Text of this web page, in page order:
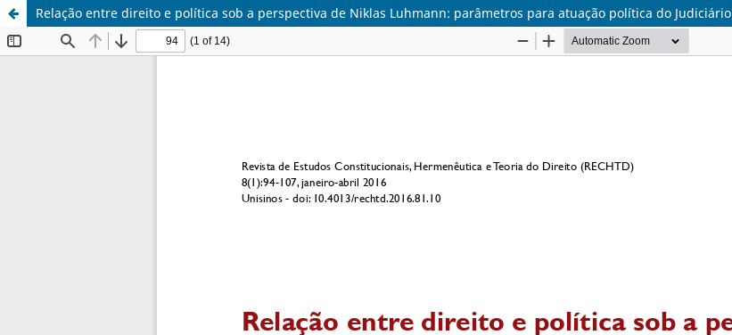
Relação entre direito e política sob a perspectiva de Niklas Luhmann: parâmetros para atuação política do Judiciário